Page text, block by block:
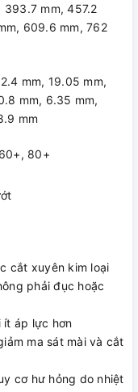
393.7 mm, 457.2
609.6 mm, 762
mm, 19.05 mm,
mm, 6.35 mm,
mm
80+
cắt xuyên kim loại
phải đục hoặc
ít áp lực hơn
ma sát mài và cắt
cơ hư hỏng do nhiệt